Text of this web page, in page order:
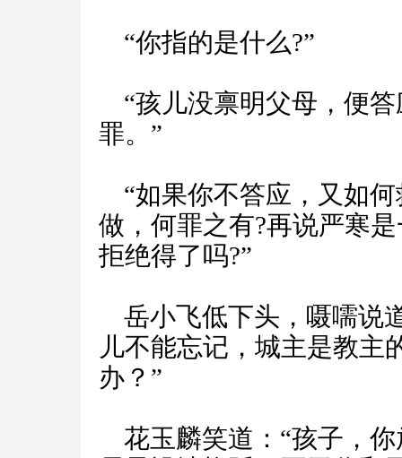
“你指的是什么?”
“孩儿没禀明父母，便
罪。”
“如果你不答应，又如何
做，何罪之有?再说严寒
拒绝得了吗?”
岳小飞低下头，嗫嚅说
儿不能忘记，城主是教主
办？”
花玉麟笑道：“孩子，